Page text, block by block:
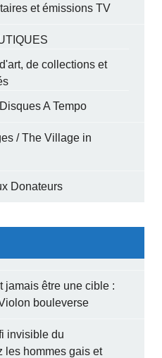
et émissions TV
de collections et
A Tempo
/ The Village in
Donateurs
jamais être une cible :
bouleverse
invisible du
les hommes gais et